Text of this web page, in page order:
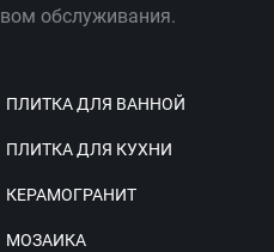
обслуживания.
ПЛИТКА ДЛЯ ВАННОЙ
ПЛИТКА ДЛЯ КУХНИ
КЕРАМОГРАНИТ
МОЗАИКА